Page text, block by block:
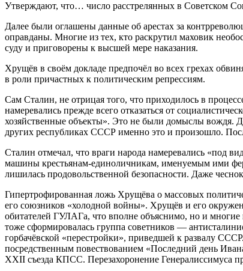
Утверждают, что… число расстрелянных в Советском
Далее были оглашены данные об арестах за
оправданы. Многие из тех, кто раскрутил маховик
суду и приговорены к высшей мере наказания.
Хрущёв в своём докладе предпочёл во всех грехах
в роли причастных к политическим репрессиям.
Сам Сталин, не отрицая того, что приходилось в
намеревались прежде всего отказаться от
хозяйственные объекты». Это не были домыслы вождя.
других республиках СССР именно это и произошло.
Сталин отмечал, что враги народа намеревались «под
машины крестьянам-единоличникам, именуемым ими
лишилась продовольственной безопасности. Даже
Гипертрофированная ложь Хрущёва о массовых
его союзников «холодной войны». Хрущёв и его
обитателей ГУЛАГа, что вполне объяснимо, но и
тоже сформировалась группа советников —
горбачёвской «перестройки», приведшей к развалу
посредственным повествованием «Последний день
XXII съезда КПСС. Перезахоронение Генералиссимуса